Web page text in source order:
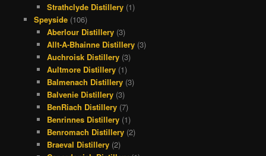
Strathclyde Distillery (1)
Speyside(106)
Aberlour Distillery (3)
Allt-A-Bhainne Distillery (3)
Auchroisk Distillery (3)
Aultmore Distillery (1)
Balmenach Distillery (3)
Balvenie Distillery (3)
BenRiach Distillery (7)
Benrinnes Distillery (1)
Benromach Distillery (2)
Braeval Distillery (2)